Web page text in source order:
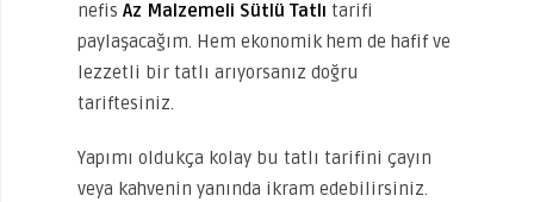
nefis Az Malzemeli Sütlü Tatlı tarifi
paylaşacağım. Hem ekonomik hem de hafif ve
lezzetli bir tatlı arıyorsanız doğru
tariftesiniz.
Yapımı oldukça kolay bu tatlı tarifini çayın
veya kahvenin yanında ikram edebilirsiniz.